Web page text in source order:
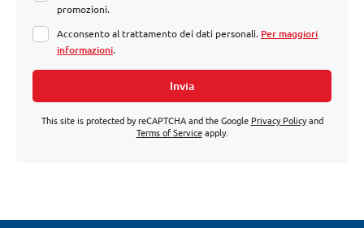
promozioni.
Acconsento al trattamento dei dati personali. Per maggiori
informazioni.
Invia
This site is protected by reCAPTCHA and the Google Privacy Policyand
Terms of Serviceapply.